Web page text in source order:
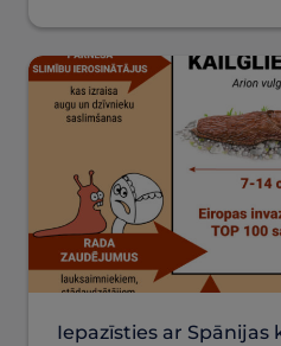
Iepazīsties ar Spānijas